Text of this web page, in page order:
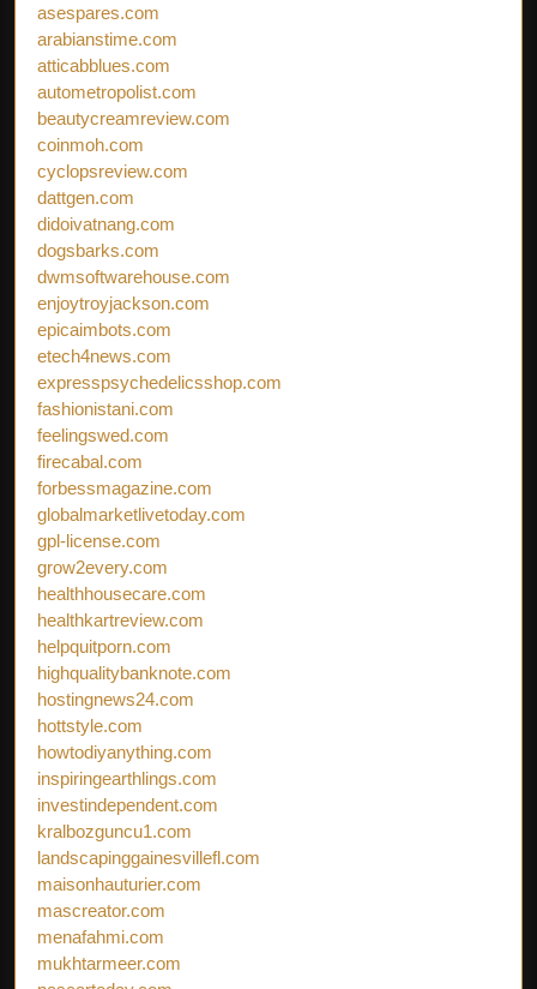
asespares.com
arabianstime.com
atticabblues.com
autometropolist.com
beautycreamreview.com
coinmoh.com
cyclopsreview.com
dattgen.com
didoivatnang.com
dogsbarks.com
dwmsoftwarehouse.com
enjoytroyjackson.com
epicaimbots.com
etech4news.com
expresspsychedelicsshop.com
fashionistani.com
feelingswed.com
firecabal.com
forbessmagazine.com
globalmarketlivetoday.com
gpl-license.com
grow2every.com
healthhousecare.com
healthkartreview.com
helpquitporn.com
highqualitybanknote.com
hostingnews24.com
hottstyle.com
howtodiyanything.com
inspiringearthlings.com
investindependent.com
kralbozguncu1.com
landscapinggainesvillefl.com
maisonhauturier.com
mascreator.com
menafahmi.com
mukhtarmeer.com